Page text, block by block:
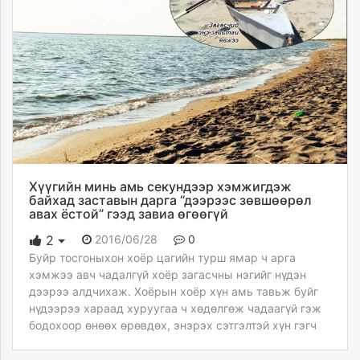
Хүүгийн минь амь секундээр хэмжигдэж
байхад заставын дарга “дээрээс зөвшөөрөл
авах ёстой” гээд завиа өгөөгүй
2
2016/06/28
0
Буйр тосгоныхон хоёр цагийн турш ямар ч арга
хэмжээ авч чадалгүй хоёр загасчны нэгийг нүдэн
дээрээ алдчихаж. Хоёрын хоёр хүн амь тавьж буйг
нүдээрээ хараад хуруугаа ч хөдөлгөж чадаагүй гэж
бодохоор өнөөх өрөвдөх, энэрэх сэтгэлтэй хүн гэгч